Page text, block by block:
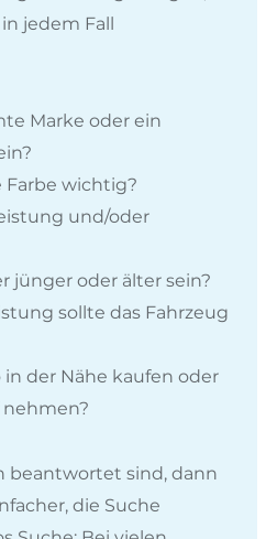
jedem Fall
Marke oder ein
Farbe wichtig?
und/oder
jünger oder älter sein?
sollte das Fahrzeug
der Nähe kaufen oder
beantwortet sind, dann
die Suche